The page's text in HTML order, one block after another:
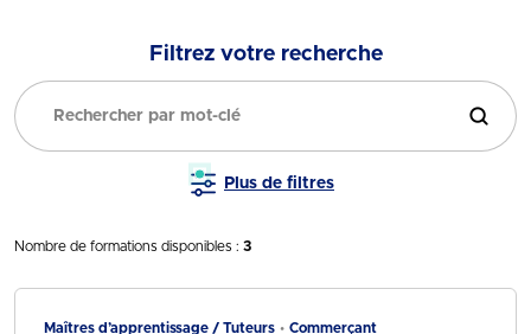
Filtrez votre recherche
Filtrer
Plus de filtres
Nombre de formations disponibles : 3
Maîtres d’apprentissage / Tuteurs Commerçant